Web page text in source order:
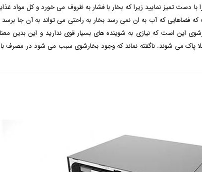
دست تمیز نمایید زیرا که بخار با فشار به ظروف می خورد و کل مواد
فضاهایی که آب به ان نمی رسد بخار به راحتی می تواند به آن جا برسد و
این است که نیازی به شوینده های بسیار قوی ندارید و این بدین
پاک می شوند. ناگفته نماند که وجود بخارشوی سبب می شود در مصرف